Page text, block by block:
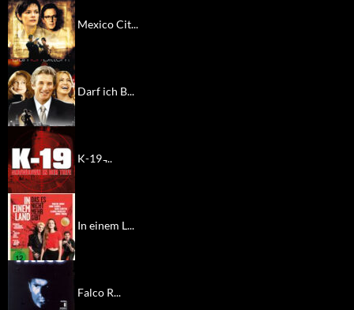
Mexico Cit...
Darf ich B...
K-19 ̵...
In einem L...
Falco R...